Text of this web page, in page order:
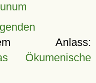
Anlass:
Ökumenische